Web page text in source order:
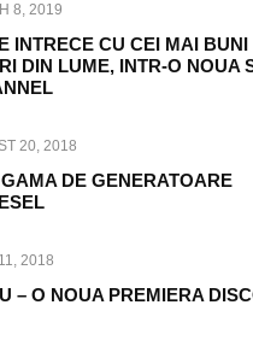
8, 2019
INTRECE CU CEI MAI BUNI
DIN LUME, INTR-O NOUA
20, 2018
DE GENERATOARE
2018
– O NOUA PREMIERA